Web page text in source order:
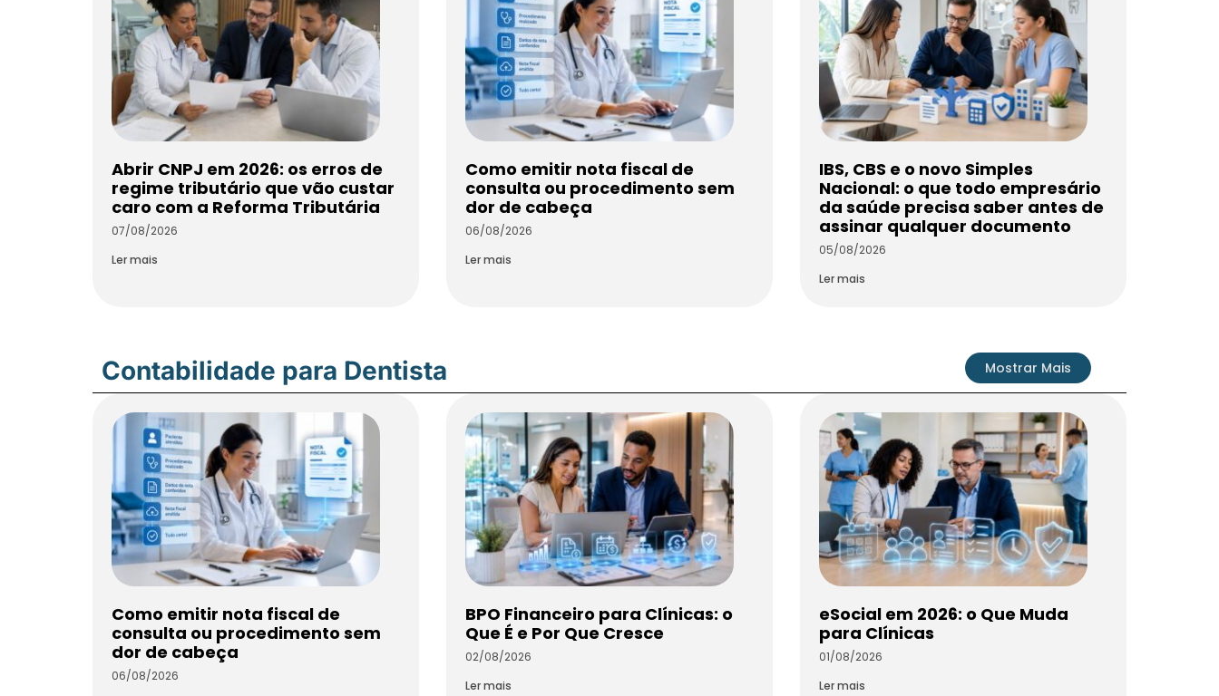
Abrir CNPJ em 2026: os erros de
regime tributário que vão custar
caro com a Reforma Tributária
07/08/2026
Ler mais
Como emitir nota fiscal de
consulta ou procedimento sem
dor de cabeça
06/08/2026
Ler mais
IBS, CBS e o novo Simples
Nacional: o que todo empresário
da saúde precisa saber antes de
assinar qualquer documento
05/08/2026
Ler mais
Contabilidade para Dentista Mostrar Mais
Como emitir nota fiscal de
consulta ou procedimento sem
dor de cabeça
06/08/2026
BPO Financeiro para Clínicas: o
Que É e Por Que Cresce
02/08/2026
Ler mais
eSocial em 2026: o Que Muda
para Clínicas
01/08/2026
Ler mais